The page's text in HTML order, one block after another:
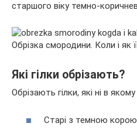
старшого віку темно-
Які гілки обрізають?
Обрізають гілки, які ні в
Старі з темною